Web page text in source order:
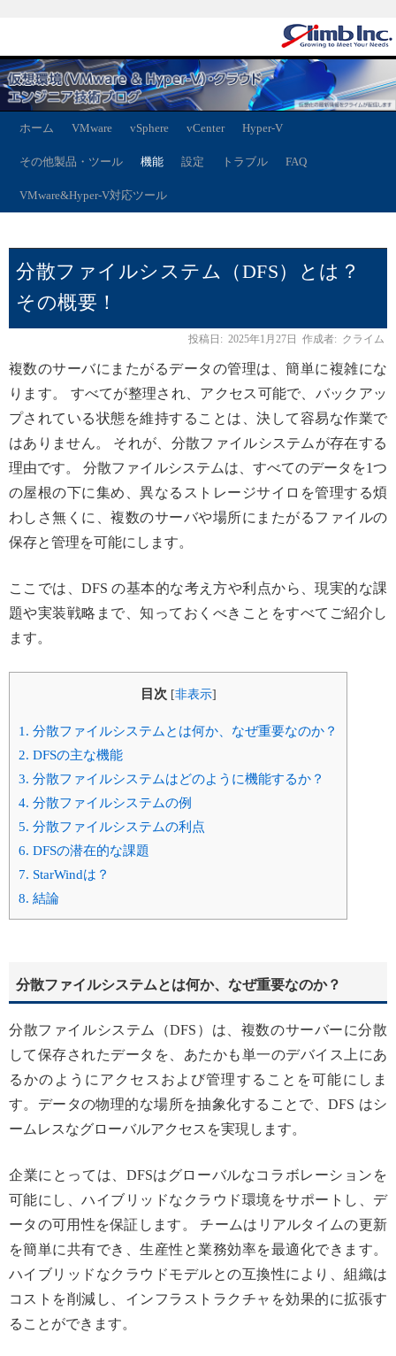
ホーム VMware vSphere vCenter Hyper-V
その他製品・ツール 機能 設定 トラブル FAQ
VMware&Hyper-V対応ツール
分散ファイルシステム（DFS）とは？
その概要！
投稿日: 2025年1月27日 作成者: クライム
複数のサーバにまたがるデータの管理は、簡単に複雑にな
ります。 すべてが整理され、アクセス可能で、バックアッ
プされている状態を維持することは、決して容易な作業で
はありません。 それが、分散ファイルシステムが存在する
理由です。 分散ファイルシステムは、すべてのデータを1つ
の屋根の下に集め、異なるストレージサイロを管理する煩
わしさ無くに、複数のサーバや場所にまたがるファイルの
保存と管理を可能にします。
ここでは、DFS の基本的な考え方や利点から、現実的な課
題や実装戦略まで、知っておくべきことをすべてご紹介し
ます。
目次 [非表示]
1. 分散ファイルシステムとは何か、なぜ重要なのか？
2. DFSの主な機能
3. 分散ファイルシステムはどのように機能するか？
4. 分散ファイルシステムの例
5. 分散ファイルシステムの利点
6. DFSの潜在的な課題
7. StarWindは？
8. 結論
分散ファイルシステムとは何か、なぜ重要なのか？
分散ファイルシステム（DFS）は、複数のサーバーに分散
して保存されたデータを、あたかも単一のデバイス上にあ
るかのようにアクセスおよび管理することを可能にしま
す。データの物理的な場所を抽象化することで、DFS はシ
ームレスなグローバルアクセスを実現します。
企業にとっては、DFSはグローバルなコラボレーションを
可能にし、ハイブリッドなクラウド環境をサポートし、デ
ータの可用性を保証します。 チームはリアルタイムの更新
を簡単に共有でき、生産性と業務効率を最適化できます。
ハイブリッドなクラウドモデルとの互換性により、組織は
コストを削減し、インフラストラクチャを効果的に拡張す
ることができます。